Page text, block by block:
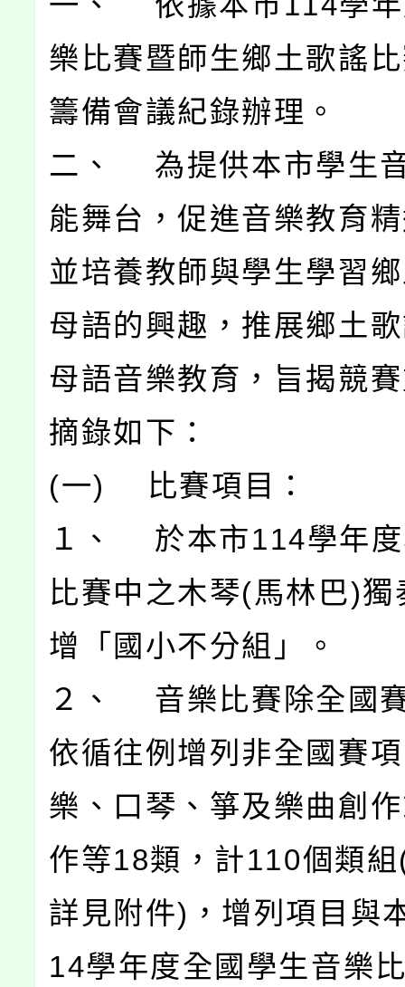
樂比賽暨師生鄉土歌謠
籌備會議紀錄辦理。
二、 為提供本市學生
能舞台，促進音樂教育
並培養教師與學生學習
母語的興趣，推展鄉土
母語音樂教育，旨揭競
摘錄如下：
(一) 比賽項目：
１、 於本市114學年度
比賽中之木琴(馬林巴)獨
增「國小不分組」。
２、 音樂比賽除全國
依循往例增列非全國賽
樂、口琴、箏及樂曲創
作等18類，計110個類
詳見附件)，增列項目與
14學年度全國學生音樂